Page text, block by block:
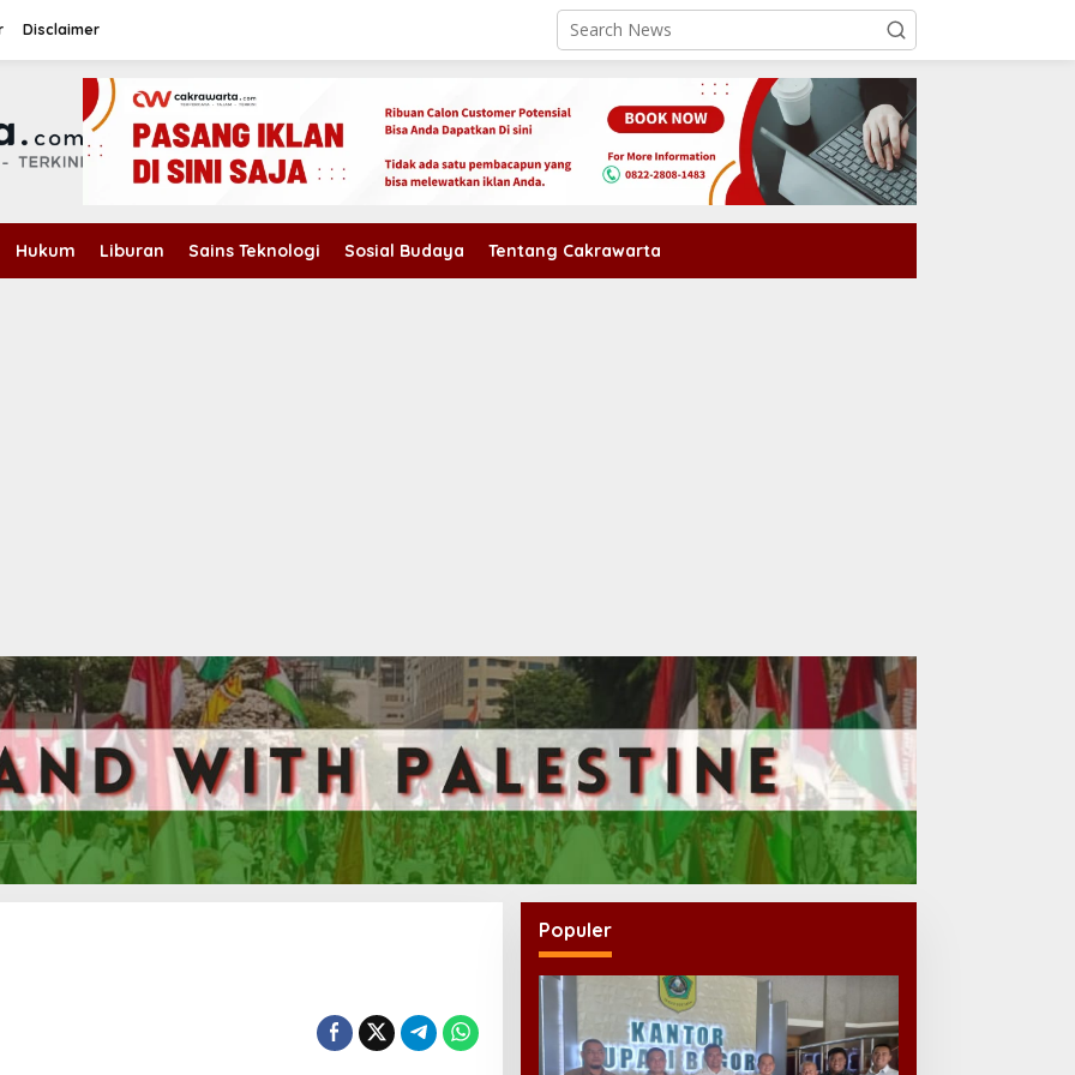
Disclaimer
Hukum Liburan Sains Teknologi Sosial Budaya Tentang Cakrawarta
Populer